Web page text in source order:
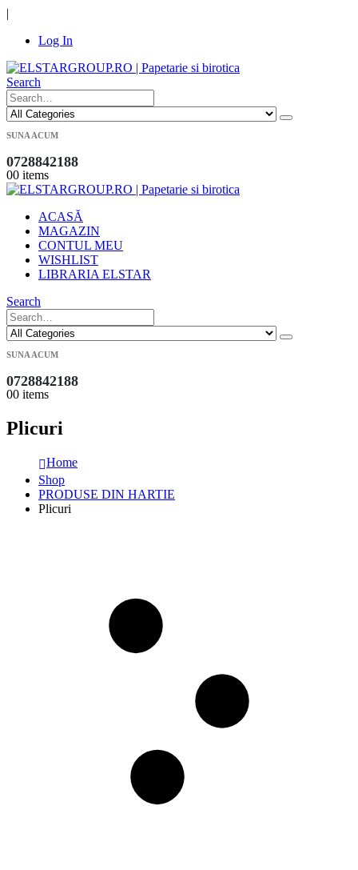
|
Log In
Search
SUNA ACUM
0728842188
00 items
ACASĂ
MAGAZIN
CONTUL MEU
WISHLIST
LIBRARIA ELSTAR
Search
SUNA ACUM
0728842188
00 items
Plicuri
Home
Shop
PRODUSE DIN HARTIE
Plicuri